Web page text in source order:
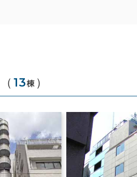
（ 13棟 ）